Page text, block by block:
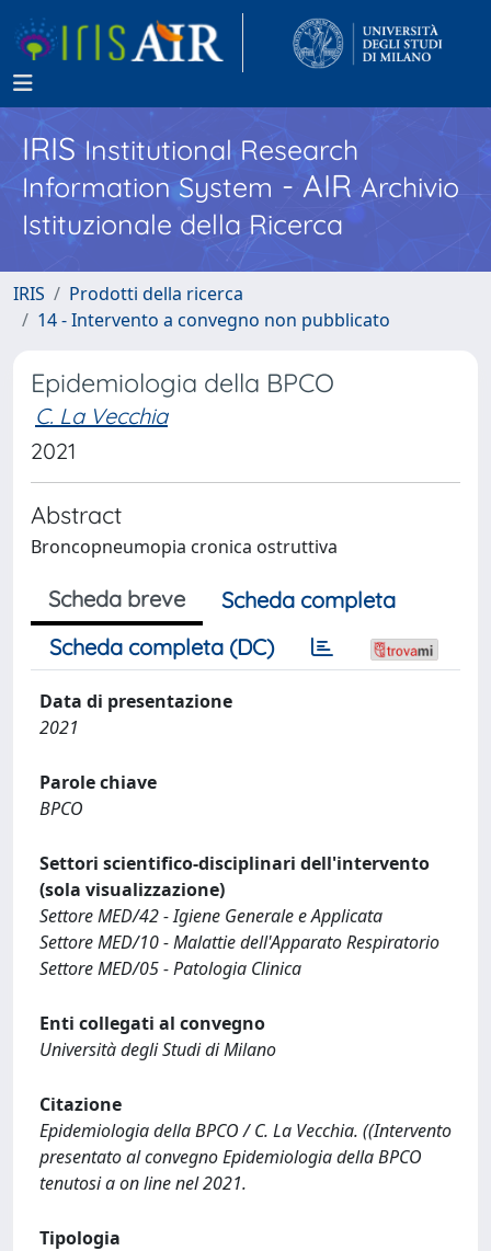
IRISInstitutional Research
Information System - AIR Archivio
Istituzionale della Ricerca
IRIS
Prodotti della ricerca
14 - Intervento a convegno non pubblicato
Epidemiologia della BPCO
C. La Vecchia
2021
Abstract
Broncopneumopia cronica ostruttiva
Scheda breve
Scheda completa
Scheda completa (DC)
Data di presentazione
2021
Parole chiave
BPCO
Settori scientifico-disciplinari dell'intervento
(sola visualizzazione)
Settore MED/42 - Igiene Generale e Applicata
Settore MED/10 - Malattie dell'Apparato Respiratorio
Settore MED/05 - Patologia Clinica
Enti collegati al convegno
Università degli Studi di Milano
Citazione
Epidemiologia della BPCO / C. La Vecchia. ((Intervento
presentato al convegno Epidemiologia della BPCO
tenutosi a on line nel 2021.
Tipologia